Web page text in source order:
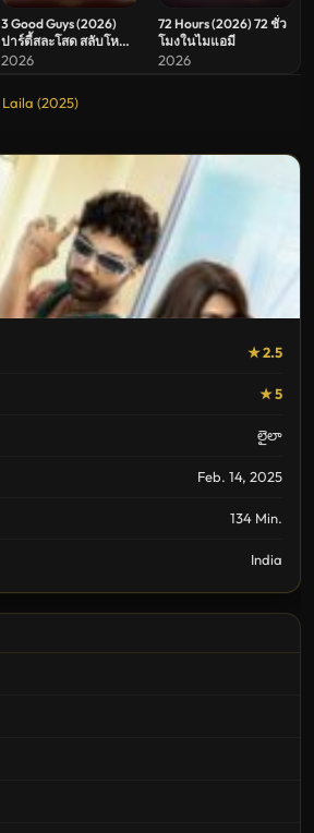
3 Good Guys (2026)
ปาร์ตี้สละโสด สลับโหมด
ข้ามคืน
2026
72 Hours (2026) 72 ชั่ว
โมงในไมแอมี
2026
Laila (2025)
★ 2.5
★ 5
లైలా
Feb. 14, 2025
134 Min.
India